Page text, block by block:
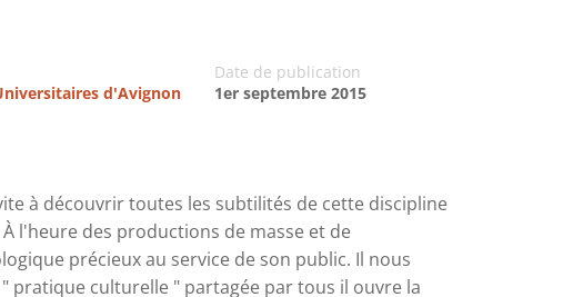
d'Avignon
Date de publication
1er septembre 2015
à découvrir toutes les subtilités de cette discipline
l'heure des productions de masse et de
précieux au service de son public. Il nous
pratique culturelle " partagée par tous il ouvre la